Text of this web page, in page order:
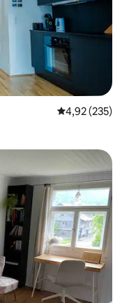
4,92 de uma
4,92 (235)